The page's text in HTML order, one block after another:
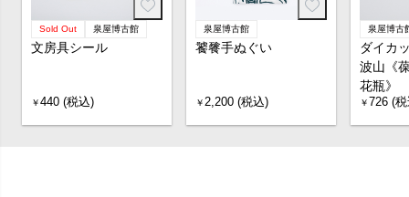
Sold Out 泉屋博古館
文房具シール
￥440 (税込)
泉屋博古館
饕餮手ぬぐい
￥ 2,200 (税込)
泉屋博古
ダイカ
波山《
花瓶》
￥726 (